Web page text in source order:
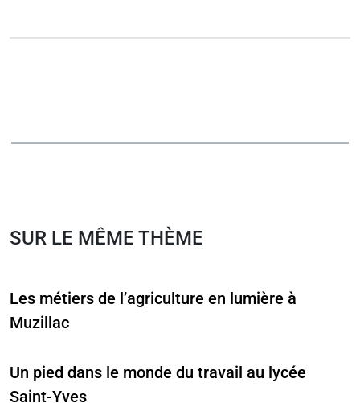
SUR LE MÊME THÈME
Les métiers de l’agriculture en lumière à
Muzillac
Un pied dans le monde du travail au lycée
Saint-Yves